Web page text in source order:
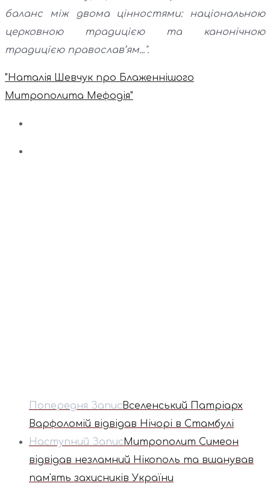
баланс між двома цінностями: національною
церковною традицією та канонічною
традицією православ’ям...".
"Наталія Шевчук про Блаженнішого
Митрополита Мефодія"
Попередня Запис Вселенський Патріарх
Варфоломій відвідав Нічорі в Стамбулі
Наступний ЗаписМитрополит Симеон
відвідав незламний Нікополь та вшанував
пам'ять захисників України